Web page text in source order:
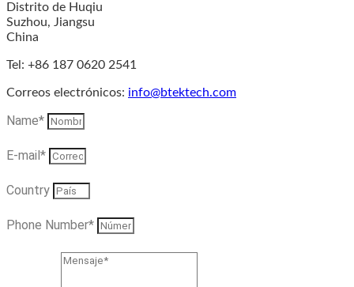
Distrito de Huqiu
Suzhou, Jiangsu
China
Tel: +86 187 0620 2541
Correos electrónicos: info@btektech.com
Name*
E-mail*
Country
Phone Number*